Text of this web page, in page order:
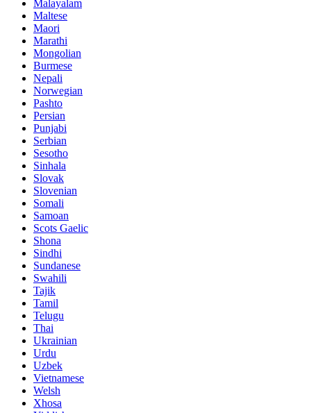
Malayalam
Maltese
Maori
Marathi
Mongolian
Burmese
Nepali
Norwegian
Pashto
Persian
Punjabi
Serbian
Sesotho
Sinhala
Slovak
Slovenian
Somali
Samoan
Scots Gaelic
Shona
Sindhi
Sundanese
Swahili
Tajik
Tamil
Telugu
Thai
Ukrainian
Urdu
Uzbek
Vietnamese
Welsh
Xhosa